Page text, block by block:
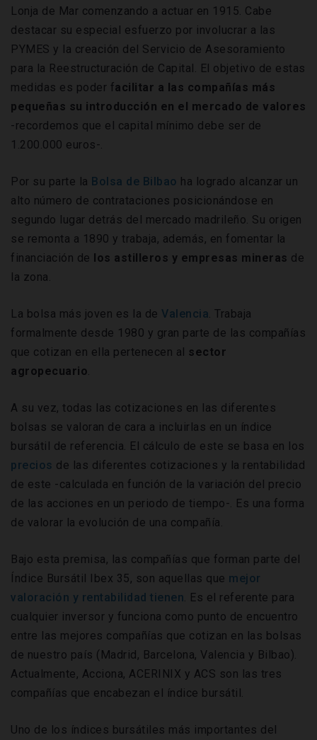
Lonja de Mar comenzando a actuar en 1915. Cabe
destacar su especial esfuerzo por involucrar a las
PYMES y la creación del Servicio de Asesoramiento
para la Reestructuración de Capital. El objetivo de estas
medidas es poder facilitar a las compañías más
pequeñas su introducción en el mercado de valores
-recordemos que el capital mínimo debe ser de
1.200.000 euros-.
Por su parte la Bolsa de Bilbao ha logrado alcanzar un
alto número de contrataciones posicionándose en
segundo lugar detrás del mercado madrileño. Su origen
se remonta a 1890 y trabaja, además, en fomentar la
financiación de
los astilleros y empresas mineras de
la zona.
La bolsa más joven es la de Valencia. Trabaja
formalmente desde 1980 y gran parte de las compañías
que cotizan en ella pertenecen al sector
agropecuario.
A su vez, todas las cotizaciones en las diferentes
bolsas se valoran de cara a incluirlas en un índice
bursátil de referencia. El cálculo de este se basa en los
precios de las diferentes cotizaciones y la rentabilidad
de este -calculada en función de la variación del precio
de las acciones en un periodo de tiempo-. Es una forma
de valorar la evolución de una compañía.
Bajo esta premisa, las compañías que forman parte del
Índice Bursátil Ibex 35, son aquellas que mejor
valoración y rentabilidad tienen. Es el referente para
cualquier inversor y funciona como punto de encuentro
entre las mejores compañías que cotizan en las bolsas
de nuestro país (Madrid, Barcelona, Valencia y Bilbao).
Actualmente, Acciona, ACERINIX y ACS son las tres
compañías que encabezan el índice bursátil.
Uno de los índices bursátiles más importantes del